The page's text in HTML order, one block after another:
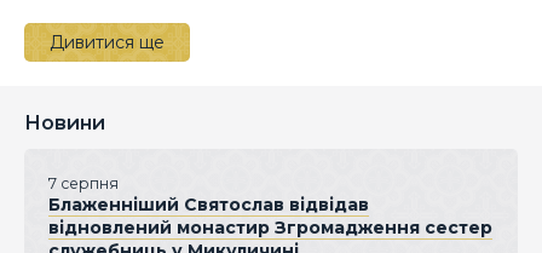
Дивитися ще
Новини
7 серпня
Блаженніший Святослав відвідав
відновлений монастир Згромадження сестер